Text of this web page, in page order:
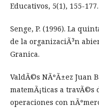
Educativos, 5(1), 155-177.
Senge, P. (1996). La
de la organizaciÃ³n
Granica.
ValdÃ©s NÃºÃ±ez Juan
matemÃ¡ticas a travÃ©s
operaciones con